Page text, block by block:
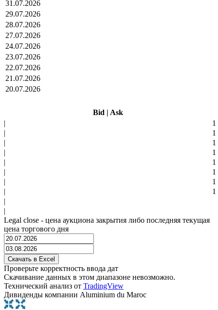
31.07.2026
29.07.2026
28.07.2026
27.07.2026
24.07.2026
23.07.2026
22.07.2026
21.07.2026
20.07.2026
Bid | Ask
|
1
|
1
|
1
|
1
|
1
|
1
|
1
|
1
|
|
Legal close - цена аукциона закрытия либо последняя текущая
цена торгового дня
Проверьте корректность ввода дат
Скачивание данных в этом диапазоне невозможно.
Технический анализ от TradingView
Дивиденды компании Aluminium du Maroc